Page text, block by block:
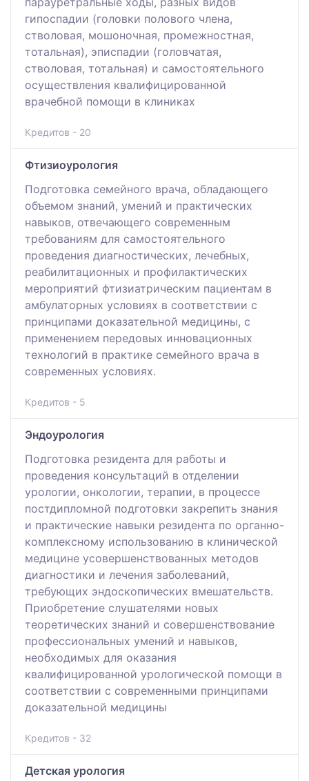
гипоспадии (головки полового члена,
стволовая, мошоночная, промежностная,
тотальная), эписпадии (головчатая,
стволовая, тотальная) и самостоятельного
осуществления квалифицированной
врачебной помощи в клиниках
Кредитов - 20
Фтизиоурология
Подготовка семейного врача, обладающего
объемом знаний, умений и практических
навыков, отвечающего современным
требованиям для самостоятельного
проведения диагностических, лечебных,
реабилитационных и профилактических
мероприятий фтизиатрическим пациентам в
амбулаторных условиях в соответствии с
принципами доказательной медицины, с
применением передовых инновационных
технологий в практике семейного врача в
современных условиях.
Кредитов - 5
Эндоурология
Подготовка резидента для работы и
проведения консультаций в отделении
урологии, онкологии, терапии, в процессе
постдипломной подготовки закрепить знания
и практические навыки резидента по органно-
комплексному использованию в клинической
медицине усовершенствованных методов
диагностики и лечения заболеваний,
требующих эндоскопических вмешательств.
Приобретение слушателями новых
теоретических знаний и совершенствование
профессиональных умений и навыков,
необходимых для оказания
квалифицированной урологической помощи в
соответствии с современными принципами
доказательной медицины
Кредитов - 32
Детская урология